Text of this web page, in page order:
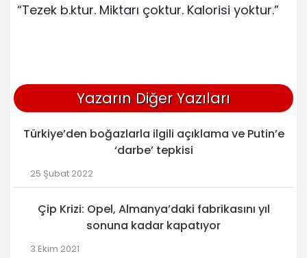
“Tezek b.ktur. Miktarı çoktur. Kalorisi yoktur.”
Yazarın Diğer Yazıları
Türkiye’den boğazlarla ilgili açıklama ve Putin’e
‘darbe’ tepkisi
25 Şubat 2022
Çip Krizi: Opel, Almanya’daki fabrikasını yıl
sonuna kadar kapatıyor
3 Ekim 2021